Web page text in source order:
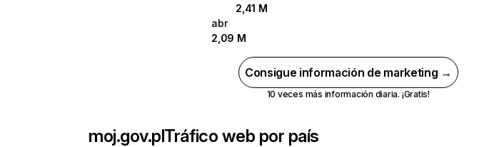
2,41 M
abr
2,09 M
Consigue información de marketing →
10 veces más información diaria. ¡Gratis!
moj.gov.plTráfico web por país